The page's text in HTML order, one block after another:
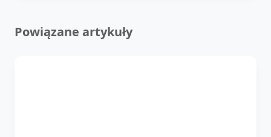
Powiązane artykuły